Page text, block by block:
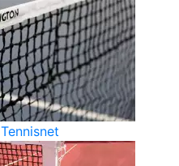
Tennisnet